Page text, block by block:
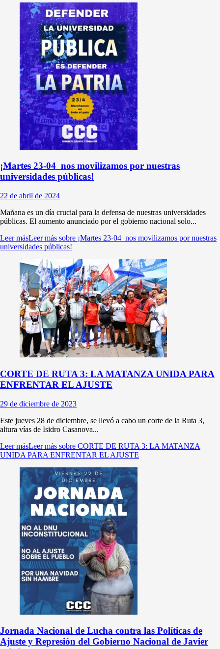
¡Martes 23-04 nos movilizamos por nuestras
universidades públicas!
22 de abril de 2024
Mañana es un día crucial para la defensa de nuestras universidades
públicas. El aumento anunciado por el gobierno nacional solo...
Leer másLeer más sobre ¡Martes 23-04 nos movilizamos por nuestras
universidades públicas!
CORTE DE RUTA 3: LA MATANZA UNIDA PARA
ENFRENTAR EL AJUSTE
29 de diciembre de 2023
Este jueves 28 de diciembre, se llevó a cabo un corte de la Ruta 3,
altura vías de Isidro Casanova...
Leer másLeer más sobre CORTE DE RUTA 3: LA MATANZA
UNIDA PARA ENFRENTAR EL AJUSTE
Jornada Nacional de Lucha contra las Políticas de
Ajuste y Represión del Gobierno Nacional de Javier